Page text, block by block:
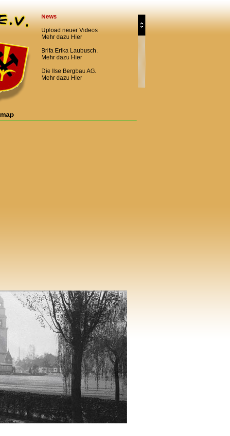
News
Upload neuer Videos
Mehr dazu Hier
Brifa Erika Laubusch.
Mehr dazu Hier
Die Ilse Bergbau AG.
Mehr dazu Hier
Mehr dazuHier